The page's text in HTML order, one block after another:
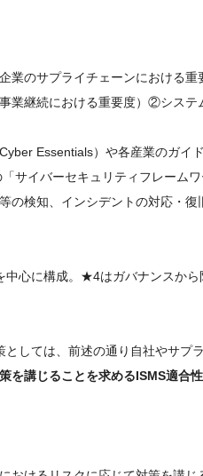
業のサプライチェーンにおける
継続における重要度）②システ
Essentials）や各産業のガイ
サイバーセキュリティフレーム
の検知、インシデントの対応・
心に構成。★4はガバナンスか
しては、前述の通り自社やサプ
を講じることを求めるISMS適合